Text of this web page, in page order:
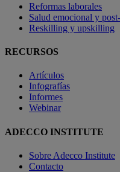
Reformas laborales
Salud emocional y
Reskilling y upskilling
RECURSOS
Artículos
Infografías
Informes
Webinar
ADECCO INSTITUTE
Sobre Adecco Institute
Contacto